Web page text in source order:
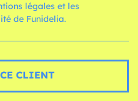
légales et les
de Funidelia.
CLIENT